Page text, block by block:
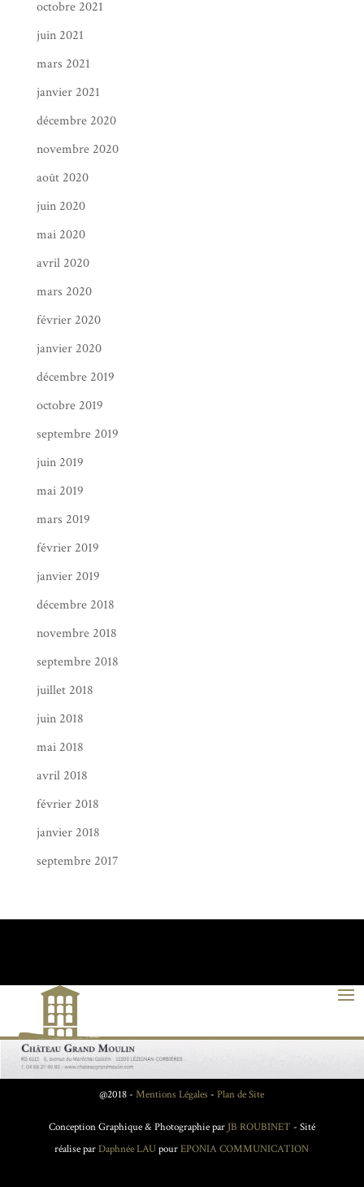
octobre 2021
juin 2021
mars 2021
janvier 2021
décembre 2020
novembre 2020
août 2020
juin 2020
mai 2020
avril 2020
mars 2020
février 2020
janvier 2020
décembre 2019
octobre 2019
septembre 2019
juin 2019
mai 2019
mars 2019
février 2019
janvier 2019
décembre 2018
novembre 2018
septembre 2018
juillet 2018
juin 2018
mai 2018
avril 2018
février 2018
janvier 2018
septembre 2017
@2018 - Mentions Légales - Plan de Site
Conception Graphique & Photographie par JB ROUBINET - Sité
réalise parDaphnée LAUpourEPONIA COMMUNICATION